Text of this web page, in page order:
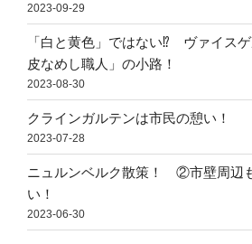
2023-09-29
「白と黄色」ではない⁉ ヴァイス
皮なめし職人」の小路！
2023-08-30
クラインガルテンは市民の憩い！
2023-07-28
ニュルンベルク散策！ ②市壁周辺
い！
2023-06-30